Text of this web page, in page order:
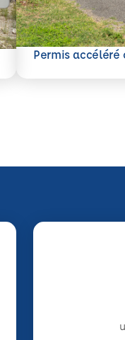
Permis accéléré
En savoir plus